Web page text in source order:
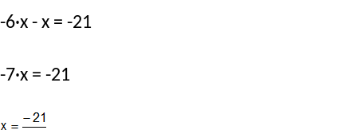
-6·x - x = -21
-7·x = -21